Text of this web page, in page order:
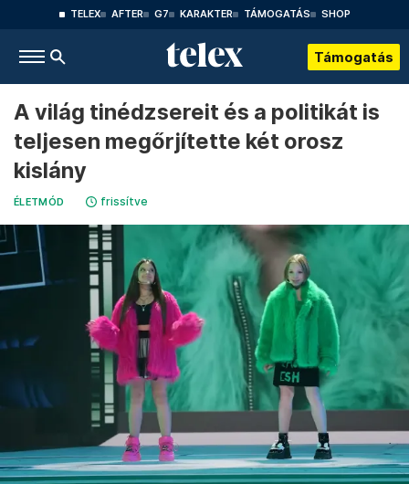
TELEX AFTER G7 KARAKTER TÁMOGATÁS SHOP
Támogatás
A világ tinédzsereit és a politikát is
teljesen megőrjítette két orosz
kislány
ÉLETMÓD frissítve